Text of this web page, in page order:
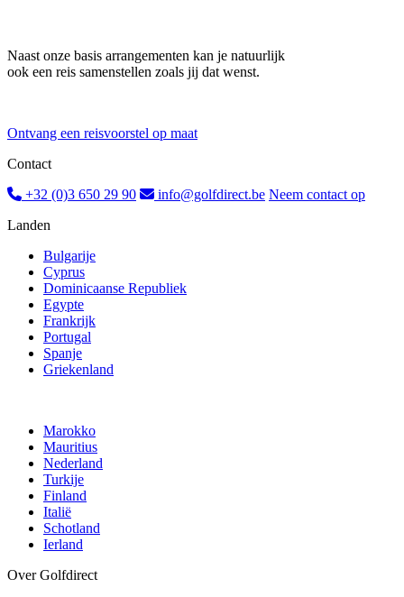
Naast onze basis arrangementen kan je natuurlijk
ook een reis samenstellen zoals jij dat wenst.
Ontvang een reisvoorstel op maat
Contact
+32 (0)3 650 29 90
info@golfdirect.be Neem contact op
Landen
Bulgarije
Cyprus
Dominicaanse Republiek
Egypte
Frankrijk
Portugal
Spanje
Griekenland
Marokko
Mauritius
Nederland
Turkije
Finland
Italië
Schotland
Ierland
Over Golfdirect